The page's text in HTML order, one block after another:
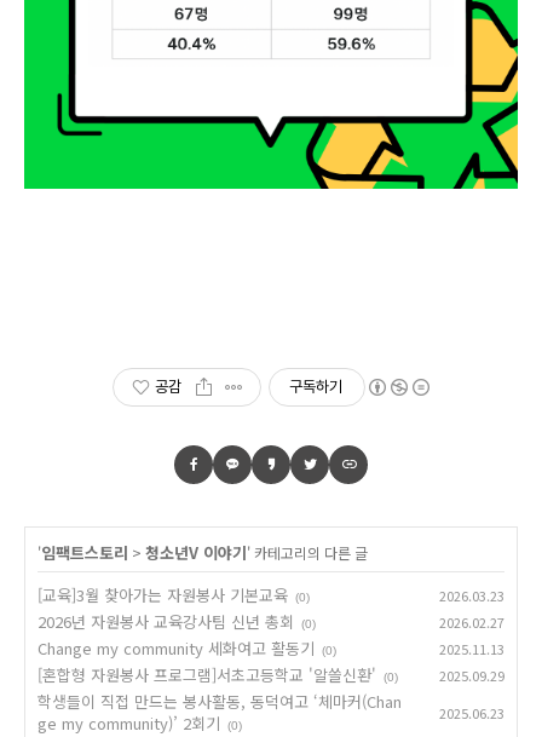
공감 구독하기
'임팩트스토리 > 청소년V 이야기' 카테고리의 다른 글
[교육]3월 찾아가는 자원봉사 기본교육 (0) 2026.03.23
2026년 자원봉사 교육강사팀 신년 총회 (0) 2026.02.27
Change my community 세화여고 활동기 (0) 2025.11.13
[혼합형 자원봉사 프로그램]서초고등학교 '알쓸신환' (0) 2025.09.29
학생들이 직접 만드는 봉사활동, 동덕여고 ‘체마커(Chan
ge my community)’ 2회기
(0)
2025.06.23